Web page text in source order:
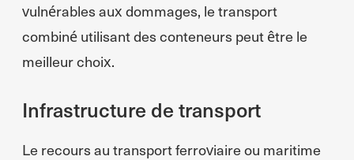
vulnérables aux dommages, le transport
combiné utilisant des conteneurs peut être le
meilleur choix.
Infrastructure de transport
Le recours au transport ferroviaire ou maritime